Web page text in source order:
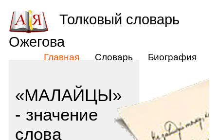
«МАЛАЙЦЫ»
- значение
слова
Толковый словарь
Ожегова
Главная Словарь Биография